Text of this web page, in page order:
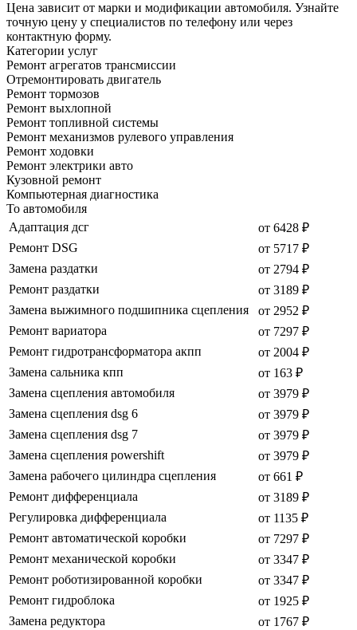
Цена зависит от марки и модификации автомобиля. Узнайте
точную цену у специалистов по телефону или через
контактную форму.
Категории услуг
Ремонт агрегатов трансмиссии
Отремонтировать двигатель
Ремонт тормозов
Ремонт выхлопной
Ремонт топливной системы
Ремонт механизмов рулевого управления
Ремонт ходовки
Ремонт электрики авто
Кузовной ремонт
Компьютерная диагностика
То автомобиля
Адаптация дсг
от 6428 ₽
Ремонт DSG
от 5717 ₽
Замена раздатки
от 2794 ₽
Ремонт раздатки
от 3189 ₽
Замена выжимного подшипника сцепления
от 2952 ₽
Ремонт вариатора
от 7297 ₽
Ремонт гидротрансформатора акпп
от 2004 ₽
Замена сальника кпп
от 163 ₽
Замена сцепления автомобиля
от 3979 ₽
Замена сцепления dsg 6
от 3979 ₽
Замена сцепления dsg 7
от 3979 ₽
Замена сцепления powershift
от 3979 ₽
Замена рабочего цилиндра сцепления
от 661 ₽
Ремонт дифференциала
от 3189 ₽
Регулировка дифференциала
от 1135 ₽
Ремонт автоматической коробки
от 7297 ₽
Ремонт механической коробки
от 3347 ₽
Ремонт роботизированной коробки
от 3347 ₽
Ремонт гидроблока
от 1925 ₽
Замена редуктора
от 1767 ₽